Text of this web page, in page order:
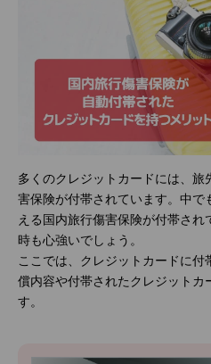
多くのクレジットカードには、
害保険が付帯されています。中で
える国内旅行傷害保険が付帯さ
時も心強いでしょう。
ここでは、クレジットカードに
償内容や付帯されたクレジットカ
す。